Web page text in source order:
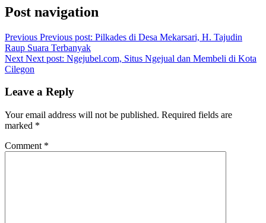
Post navigation
Previous Previous post: Pilkades di Desa Mekarsari, H. Tajudin
Raup Suara Terbanyak
Next Next post: Ngejubel.com, Situs Ngejual dan Membeli di Kota
Cilegon
Leave a Reply
Your email address will not be published. Required fields are
marked *
Comment *